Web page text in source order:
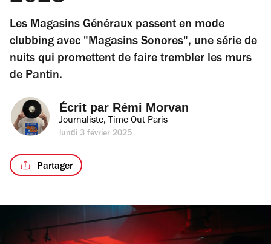
Les Magasins Généraux passent en mode
clubbing avec "Magasins Sonores", une série de
nuits qui promettent de faire trembler les murs
de Pantin.
Écrit par Rémi Morvan
Journaliste, Time Out Paris
lundi 3 février 2025
Partager